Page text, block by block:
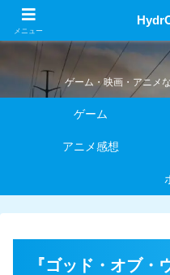
ゲーム・映画・アニメ
ゲーム
アニメ感想
『ゴッド・オブ・
メニュー